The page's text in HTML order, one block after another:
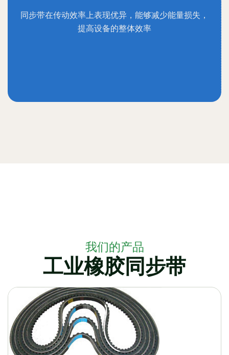
同步带在传动效率上表现优异，能够减少能量损失，
提高设备的整体效率
我们的产品
工业橡胶同步带